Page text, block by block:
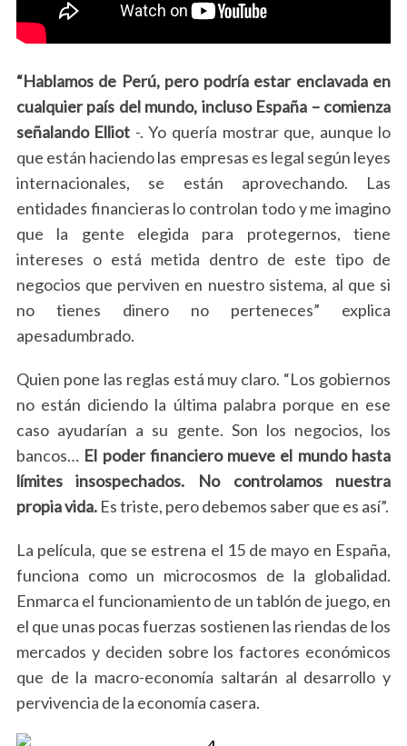
“Hablamos de Perú, pero podría estar enclavada en
cualquier país del mundo, incluso España – comienza
señalando Elliot -. Yo quería mostrar que, aunque lo
que están haciendo las empresas es legal según leyes
internacionales, se están aprovechando. Las
entidades financieras lo controlan todo y me imagino
que la gente elegida para protegernos, tiene
intereses o está metida dentro de este tipo de
negocios que perviven en nuestro sistema, al que si
no tienes dinero no perteneces” explica
apesadumbrado.
Quien pone las reglas está muy claro. “Los gobiernos
no están diciendo la última palabra porque en ese
caso ayudarían a su gente. Son los negocios, los
bancos… El poder financiero mueve el mundo hasta
límites insospechados. No controlamos nuestra
propia vida.Es triste, pero debemos saber que es así”.
La película, que se estrena el 15 de mayo en España,
funciona como un microcosmos de la globalidad.
Enmarca el funcionamiento de un tablón de juego, en
el que unas pocas fuerzas sostienen las riendas de los
mercados y deciden sobre los factores económicos
que de la macro-economía saltarán al desarrollo y
pervivencia de la economía casera.